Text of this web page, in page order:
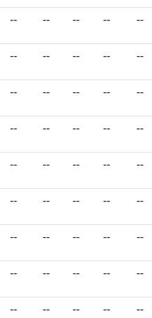
-- -- -- -- --
-- -- -- -- --
-- -- -- -- --
-- -- -- -- --
-- -- -- -- --
-- -- -- -- --
-- -- -- -- --
-- -- -- -- --
-- -- -- -- --